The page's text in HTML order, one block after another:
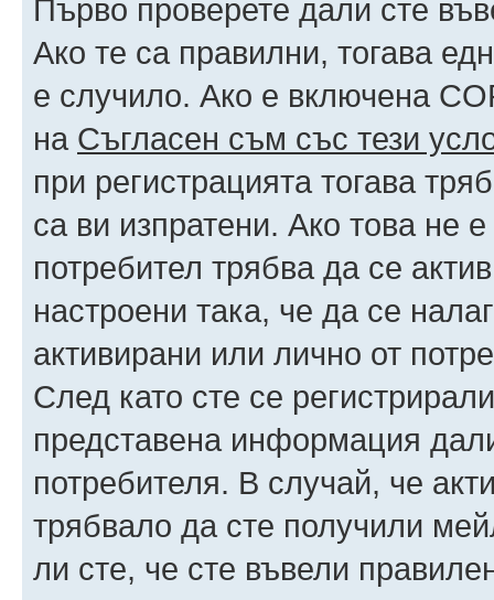
Първо проверете дали сте
Ако те са правилни, тогава
е случило. Ако е включена
на Съгласен съм със тези
при регистрацията тогава
са ви изпратени. Ако това не
потребител трябва да се
настроени така, че да се
активирани или лично от
След като сте се
представена информация
потребителя. В случай, че
трябвало да сте получили
ли сте, че сте въвели